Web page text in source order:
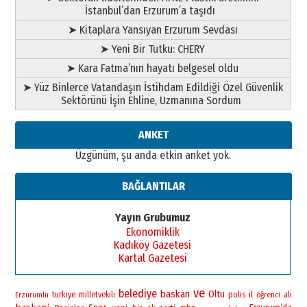
İstanbul’dan Erzurum’a taşıdı
➤ Kitaplara Yansıyan Erzurum Sevdası
➤ Yeni Bir Tutku: CHERY
➤ Kara Fatma’nın hayatı belgesel oldu
➤ Yüz Binlerce Vatandaşın İstihdam Edildiği Özel Güvenlik
Sektörünü İşin Ehline, Uzmanına Sordum
ANKET
Üzgünüm, şu anda etkin anket yok.
BAĞLANTILAR
Yayın Grubumuz
Ekonomiklik
Kadıköy Gazetesi
Kartal Gazetesi
Erzurumlu turkiye milletvekili belediye baskan ve Oltu polis il öğrenci ali